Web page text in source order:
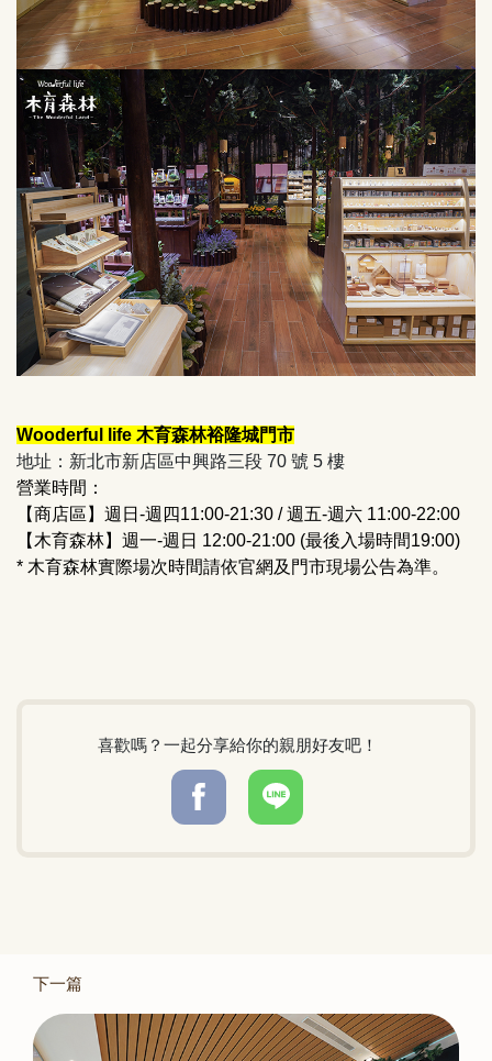
Wooderful life 木育森林裕隆城門市
地址：新北市新店區中興路三段 70 號 5 樓
營業時間：
【商店區】週日-週四11:00-21:30 / 週五-週六 11:00-22:00
【木育森林】週一-週日 12:00-21:00 (最後入場時間19:00)
* 木育森林實際場次時間請依官網及門市現場公告為準。
喜歡嗎？一起分享給你的親朋好友吧！
下一篇